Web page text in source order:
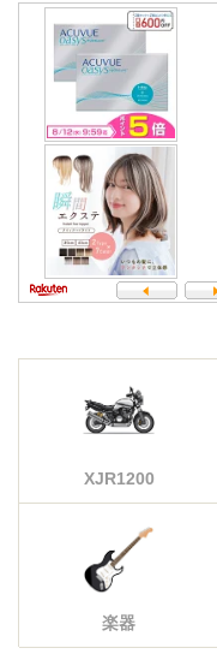
XJR1200
楽器